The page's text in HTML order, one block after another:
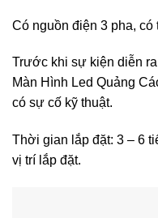
Có nguồn điện 3 pha, có
Trước khi sự kiện diễn
Màn Hình Led Quảng
có sự cố kỹ thuật.
Thời gian lắp đặt: 3 – 6
vị trí lắp đặt.